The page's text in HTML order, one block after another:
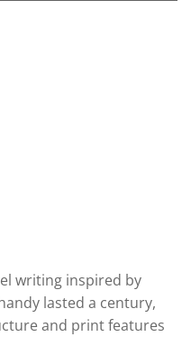
writing inspired by
lasted a century,
and print features